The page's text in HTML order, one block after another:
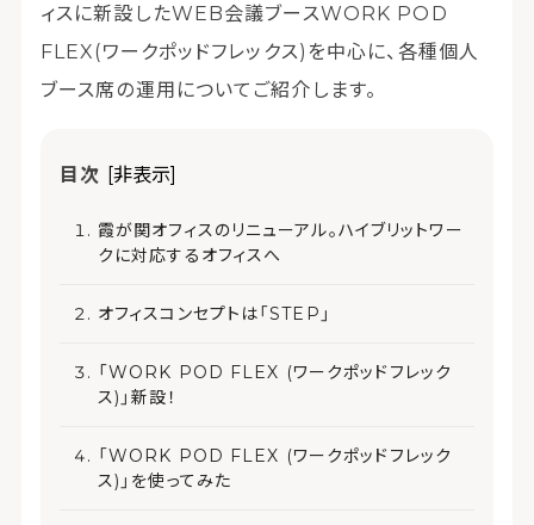
ィスに新設したWEB会議ブースWORK POD
FLEX(ワークポッドフレックス)を中心に、各種個人
ブース席の運用についてご紹介します。
目次 [非表示]
霞が関オフィスのリニューアル。ハイブリットワー
クに対応するオフィスへ
オフィスコンセプトは「STEP」
「WORK POD FLEX (ワークポッドフレック
ス)」新設！
「WORK POD FLEX (ワークポッドフレック
ス)」を使ってみた